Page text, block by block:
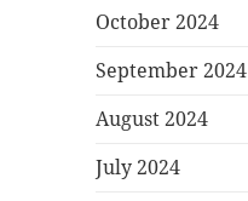
October 2024
September 2024
August 2024
July 2024